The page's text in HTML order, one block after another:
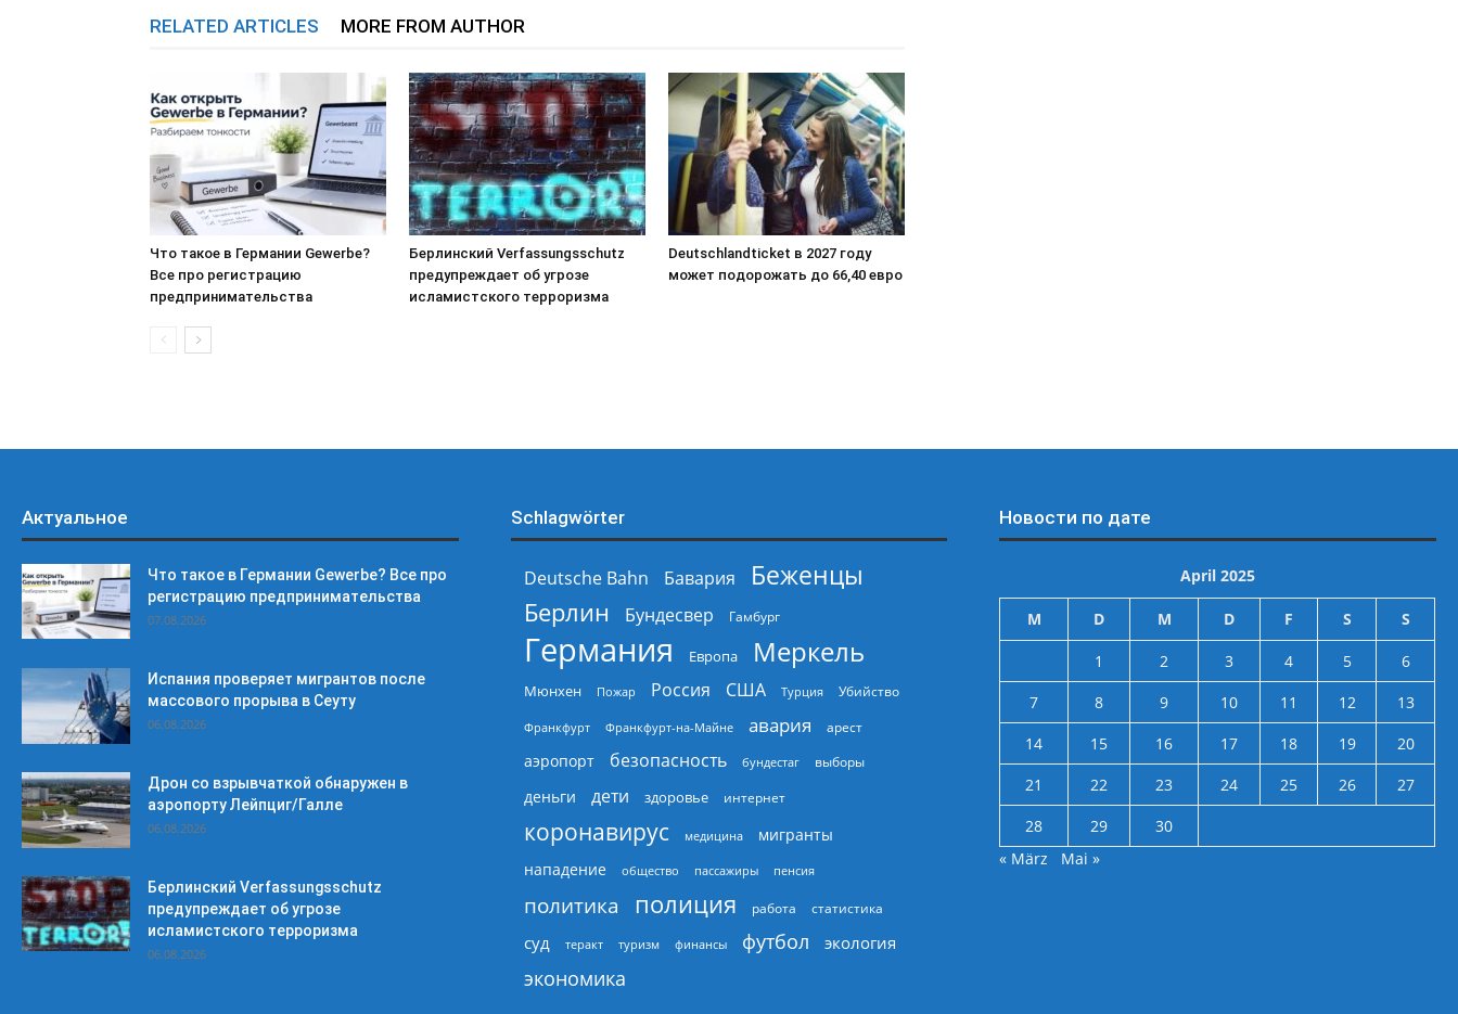
RELATED ARTICLES MORE FROM AUTHOR
Что такое в Германии Gewerbe?
Все про регистрацию
предпринимательства
Берлинский Verfassungsschutz
предупреждает об угрозе
исламистского терроризма
Deutschlandticket в 2027 году
может подорожать до 66,40 евро
Актуальное
Что такое в Германии Gewerbe? Все про
регистрацию предпринимательства
07.08.2026
Испания проверяет мигрантов после
массового прорыва в Сеуту
06.08.2026
Дрон со взрывчаткой обнаружен в
аэропорту Лейпциг/Галле
06.08.2026
Берлинский Verfassungsschutz
предупреждает об угрозе
исламистского терроризма
06.08.2026
Schlagwörter
Deutsche Bahn Бавария
Беженцы
Берлин
Бундесвер Гамбург
Германия Европа Меркель
Мюнхен Пожар Россия США Турция Убийство
Франкфурт Франкфурт-на-Майне авария арест
аэропорт безопасность бундестаг выборы
деньги дети здоровье интернет
коронавирус медицина
мигранты
нападение
общество пассажиры пенсия
политика полиция работа статистика
суд теракт туризм финансы футбол экология
экономика
Новости по дате
April 2025
M D M D F S S
1 2 3 4 5
6
7
8 9 10 11 12
13
14
15 16 17 18 19
20
21
22 23 24 25 26
27
28
29
30
« März
Mai »